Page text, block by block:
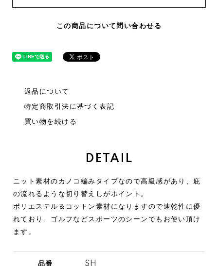
この商品について問い合わせる
返品について
特定商取引法に基づく表記
買い物を続ける
DETAIL
ニット素材のカノコ編みタイプなので高級感があり、庇
の流れるような切り替えしがポイント。
ポリエステル＆コットン素材になりますので速乾性に優
れており、ゴルフなどスポーツのシーンでもお使い頂け
ます。
品番 SH